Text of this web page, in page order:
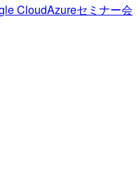
CloudAzureセミナー会